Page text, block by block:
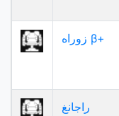
زوراه β+
راجانغ